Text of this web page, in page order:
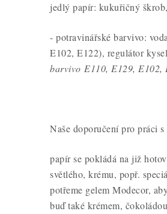
jedlý papír: kukuřičný
- potravinářské barvivo:
E102, E122), regulátor
barvivo E110, E129, E102,
Naše doporučení pro práci s
papír se pokládá na již
světlého, krému, popř.
potřeme gelem Modecor,
buď také krémem,